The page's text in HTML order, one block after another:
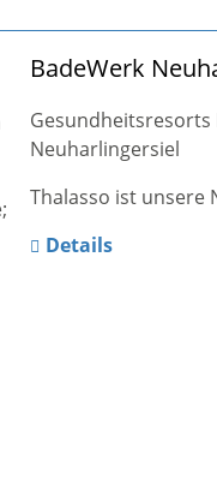
BadeWerk
Gesundheitsresorts
Neuharlingersiel
Thalasso ist unsere
Details